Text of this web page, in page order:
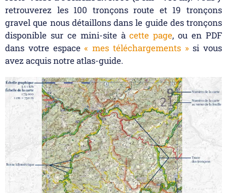
retrouverez les 100 tronçons route et 19 tronçons
gravel que nous détaillons dans le guide des tronçons
disponible sur ce mini-site àcette page, ou en PDF
dans votre espace« mes téléchargements »si vous
avez acquis notre atlas-guide.